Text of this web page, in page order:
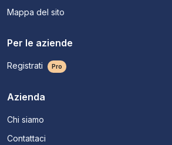
Mappa del sito
Per le aziende
Registrati Pro
Azienda
Chi siamo
Contattaci